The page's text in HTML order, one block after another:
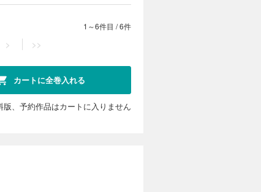
1～6件目 /6件
> >>
カートに全巻入れる
版、予約作品はカートに入りません